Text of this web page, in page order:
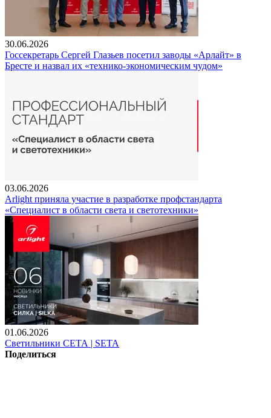
30.06.2026
Госсекретарь Сергей Глазьев посетил заводы «Арлайт» в
Бресте и назвал их «технико-экономическим чудом»
03.06.2026
Arlight приняла участие в разработке профстандарта
«Специалист в области света и светотехники»
01.06.2026
Светильники СЕТА | SETA
Поделиться